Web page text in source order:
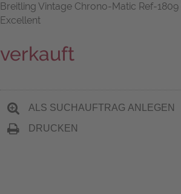
Breitling Vintage Chrono-Matic Ref-
Excellent
verkauft
ALS SUCHAUFTRAG ANLEGEN
DRUCKEN